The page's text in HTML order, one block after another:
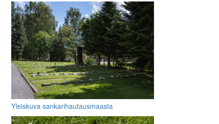
Yleiskuva sankarihautausmaasta